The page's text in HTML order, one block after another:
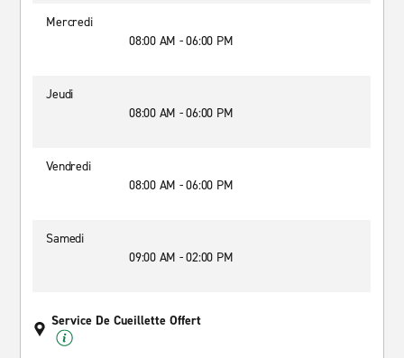
Mercredi
08:00 AM - 06:00 PM
Jeudi
08:00 AM - 06:00 PM
Vendredi
08:00 AM - 06:00 PM
Samedi
09:00 AM - 02:00 PM
Service De Cueillette Offert